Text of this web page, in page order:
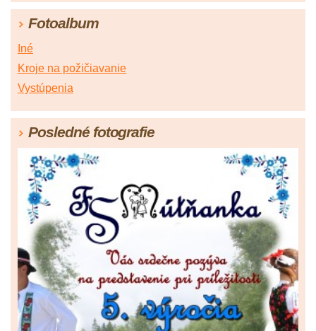
Fotoalbum
Iné
Kroje na požičiavanie
Vystúpenia
Posledné fotografie